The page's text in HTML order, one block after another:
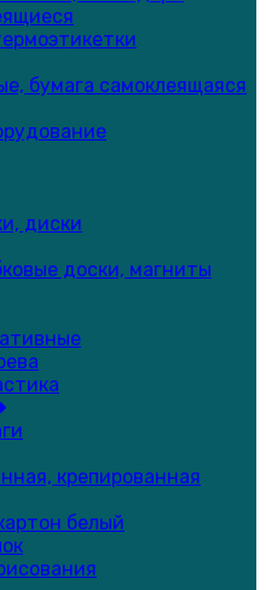
бумага самоклеящаяся
диски
доски, магниты
крепированная
белый